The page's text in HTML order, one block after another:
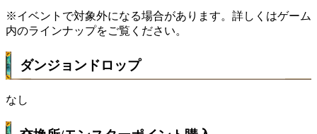
※イベントで対象外になる場合があります。詳しくはゲーム
内のラインナップをご覧ください。
ダンジョンドロップ
なし